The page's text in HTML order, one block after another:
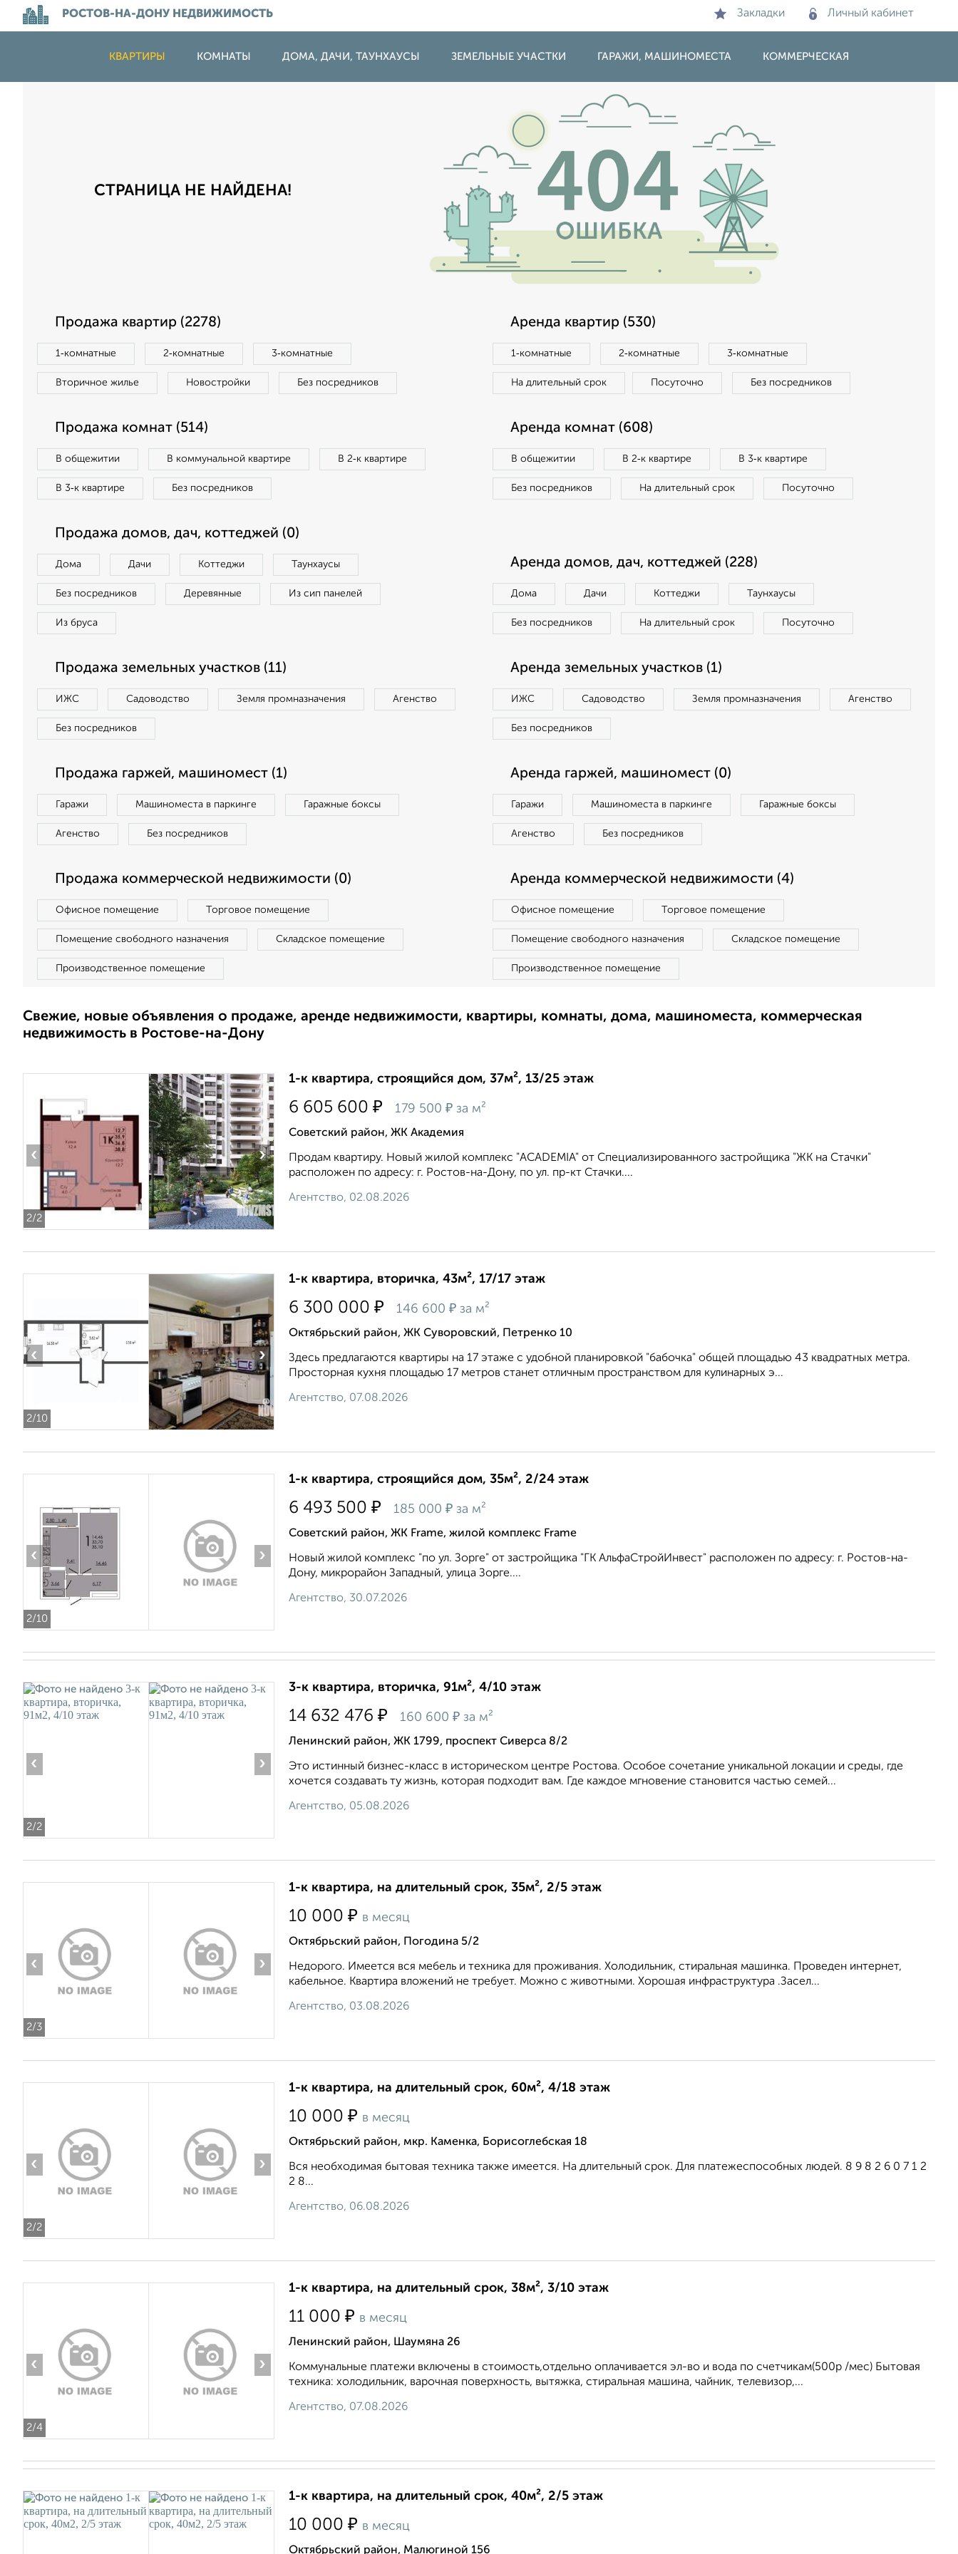
РОСТОВ-НА-ДОНУ НЕДВИЖИМОСТЬ Закладки Личный кабинет
КВАРТИРЫ КОМНАТЫ ДОМА, ДАЧИ, ТАУНХАУСЫ ЗЕМЕЛЬНЫЕ УЧАСТКИ ГАРАЖИ, МАШИНОМЕСТА КОММЕРЧЕСКАЯ
СТРАНИЦА НЕ НАЙДЕНА!
Продажа квартир (2278)
1‑комнатные 2‑комнатные 3‑комнатные
Вторичное жилье Новостройки Без посредников
Аренда квартир (530)
1‑комнатные 2‑комнатные 3‑комнатные
На длительный срок Посуточно Без посредников
Продажа комнат (514)
В общежитии В коммунальной квартире В 2‑к квартире
В 3‑к квартире Без посредников
Аренда комнат (608)
В общежитии В 2‑к квартире В 3‑к квартире
Без посредников На длительный срок Посуточно
Продажа домов, дач, коттеджей (0)
Дома Дачи Коттеджи Таунхаусы
Без посредников Деревянные Из сип панелей
Из бруса
Аренда домов, дач, коттеджей (228)
Дома Дачи Коттеджи Таунхаусы
Без посредников На длительный срок Посуточно
Продажа земельных участков (11)
ИЖС Садоводство Земля промназначения Агенство
Без посредников
Аренда земельных участков (1)
ИЖС Садоводство Земля промназначения Агенство
Без посредников
Продажа гаржей, машиномест (1)
Гаражи Машиноместа в паркинге Гаражные боксы
Агенство Без посредников
Аренда гаржей, машиномест (0)
Гаражи Машиноместа в паркинге Гаражные боксы
Агенство Без посредников
Продажа коммерческой недвижимости (0)
Офисное помещение Торговое помещение
Помещение свободного назначения Складское помещение
Производственное помещение
Аренда коммерческой недвижимости (4)
Офисное помещение Торговое помещение
Помещение свободного назначения Складское помещение
Производственное помещение
Свежие, новые объявления о продаже, аренде недвижимости, квартиры, комнаты, дома, машиноместа, коммерческая
недвижимость в Ростове-на-Дону
2/2
‹ ›
1-к квартира, строящийся дом, 37м², 13/25 этаж
6 605 600 ₽ 179 500 ₽ за м²
Советский район, ЖК Академия
Продам квартиру. Новый жилой комплекс "ACADEMIA" от Специализированного застройщика "ЖК на Стачки"
расположен по адресу: г. Ростов-на-Дону, по ул. пр-кт Стачки....
Агентство, 02.08.2026
2/10
‹ ›
1-к квартира, вторичка, 43м², 17/17 этаж
6 300 000 ₽ 146 600 ₽ за м²
Октябрьский район, ЖК Суворовский, Петренко 10
Здесь предлагаются квартиры на 17 этаже с удобной планировкой "бабочка" общей площадью 43 квадратных метра.
Просторная кухня площадью 17 метров станет отличным пространством для кулинарных э...
Агентство, 07.08.2026
2/10
‹ ›
1-к квартира, строящийся дом, 35м², 2/24 этаж
6 493 500 ₽ 185 000 ₽ за м²
Советский район, ЖК Frame, жилой комплекс Frame
Новый жилой комплекс "по ул. Зорге" от застройщика "ГК АльфаСтройИнвест" расположен по адресу: г. Ростов-на-
Дону, микрорайон Западный, улица Зорге....
Агентство, 30.07.2026
2/2
‹ ›
3-к квартира, вторичка, 91м², 4/10 этаж
14 632 476 ₽ 160 600 ₽ за м²
Ленинский район, ЖК 1799, проспект Сиверса 8/2
Это истинный бизнес-класс в историческом центре Ростова. Особое сочетание уникальной локации и среды, где
хочется создавать ту жизнь, которая подходит вам. Где каждое мгновение становится частью семей...
Агентство, 05.08.2026
2/3
‹ ›
1-к квартира, на длительный срок, 35м², 2/5 этаж
10 000 ₽ в месяц
Октябрьский район, Погодина 5/2
Недорого. Имеется вся мебель и техника для проживания. Холодильник, стиральная машинка. Проведен интернет,
кабельное. Квартира вложений не требует. Можно с животными. Хорошая инфраструктура .Засел...
Агентство, 03.08.2026
2/2
‹ ›
1-к квартира, на длительный срок, 60м², 4/18 этаж
10 000 ₽ в месяц
Октябрьский район, мкр. Каменка, Борисоглебская 18
Вся необходимая бытовая техника также имеется. На длительный срок. Для платежеспособных людей. 8 9 8 2 6 0 7 1 2
2 8...
Агентство, 06.08.2026
2/4
‹ ›
1-к квартира, на длительный срок, 38м², 3/10 этаж
11 000 ₽ в месяц
Ленинский район, Шаумяна 26
Коммунальные платежи включены в стоимость,отдельно оплачивается эл-во и вода по счетчикам(500р /мес) Бытовая
техника: холодильник, варочная поверхность, вытяжка, стиральная машина, чайник, телевизор,...
Агентство, 07.08.2026
1-к квартира, на длительный срок, 40м², 2/5 этаж
10 000 ₽ в месяц
Октябрьский район, Малюгиной 156